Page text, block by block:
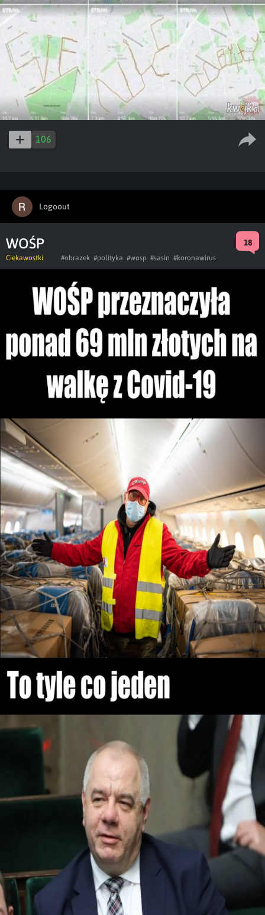
106
Logoout
WOŚP 18
Ciekawostki #obrazek #polityka #wosp #sasin #koronawirus